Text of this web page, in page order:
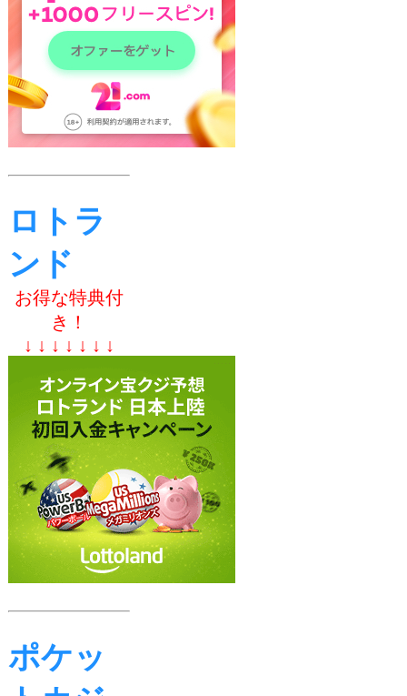
ロトラ
ンド
お得な特典付
き！
↓ ↓ ↓ ↓ ↓ ↓ ↓
ポケッ